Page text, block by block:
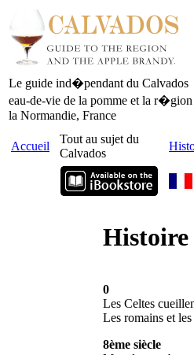
Le guide ind�pendant du Calvados
eau-de-vie de la pomme et la r�gion
la Normandie, France
Accueil
Tout au sujet du
Calvados
Histoire
0
Les Celtes
Les romains et
8ème siècle